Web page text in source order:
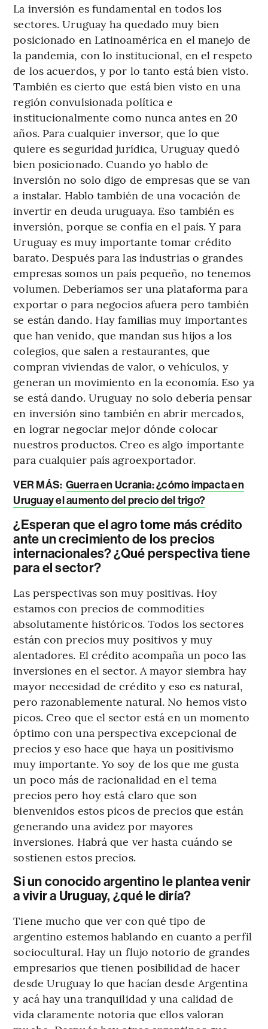
La inversión es fundamental en todos los
sectores. Uruguay ha quedado muy bien
posicionado en Latinoamérica en el manejo de
la pandemia, con lo institucional, en el respeto
de los acuerdos, y por lo tanto está bien visto.
También es cierto que está bien visto en una
región convulsionada política e
institucionalmente como nunca antes en 20
años. Para cualquier inversor, que lo que
quiere es seguridad jurídica, Uruguay quedó
bien posicionado. Cuando yo hablo de
inversión no solo digo de empresas que se van
a instalar. Hablo también de una vocación de
invertir en deuda uruguaya. Eso también es
inversión, porque se confía en el país. Y para
Uruguay es muy importante tomar crédito
barato. Después para las industrias o grandes
empresas somos un país pequeño, no tenemos
volumen. Deberíamos ser una plataforma para
exportar o para negocios afuera pero también
se están dando. Hay familias muy importantes
que han venido, que mandan sus hijos a los
colegios, que salen a restaurantes, que
compran viviendas de valor, o vehículos, y
generan un movimiento en la economía. Eso ya
se está dando. Uruguay no solo debería pensar
en inversión sino también en abrir mercados,
en lograr negociar mejor dónde colocar
nuestros productos. Creo es algo importante
para cualquier país agroexportador.
VER MÁS: Guerra en Ucrania: ¿cómo impacta en
Uruguay el aumento del precio del trigo?
¿Esperan que el agro tome más crédito
ante un crecimiento de los precios
internacionales? ¿Qué perspectiva tiene
para el sector?
Las perspectivas son muy positivas. Hoy
estamos con precios de commodities
absolutamente históricos. Todos los sectores
están con precios muy positivos y muy
alentadores. El crédito acompaña un poco las
inversiones en el sector. A mayor siembra hay
mayor necesidad de crédito y eso es natural,
pero razonablemente natural. No hemos visto
picos. Creo que el sector está en un momento
óptimo con una perspectiva excepcional de
precios y eso hace que haya un positivismo
muy importante. Yo soy de los que me gusta
un poco más de racionalidad en el tema
precios pero hoy está claro que son
bienvenidos estos picos de precios que están
generando una avidez por mayores
inversiones. Habrá que ver hasta cuándo se
sostienen estos precios.
Si un conocido argentino le plantea venir
a vivir a Uruguay, ¿qué le diría?
Tiene mucho que ver con qué tipo de
argentino estemos hablando en cuanto a perfil
sociocultural. Hay un flujo notorio de grandes
empresarios que tienen posibilidad de hacer
desde Uruguay lo que hacían desde Argentina
y acá hay una tranquilidad y una calidad de
vida claramente notoria que ellos valoran